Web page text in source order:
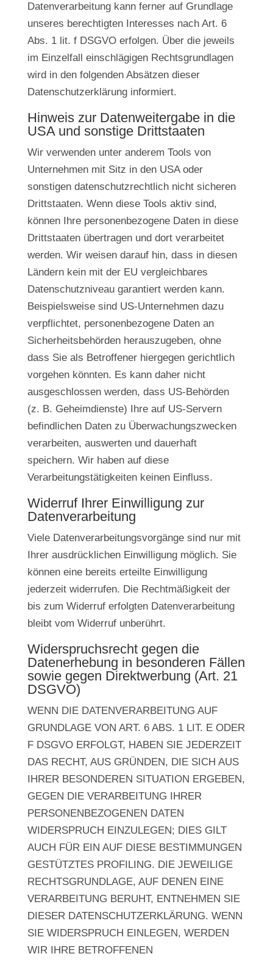
Datenverarbeitung kann ferner auf Grundlage
unseres berechtigten Interesses nach Art. 6
Abs. 1 lit. f DSGVO erfolgen. Über die jeweils
im Einzelfall einschlägigen Rechtsgrundlagen
wird in den folgenden Absätzen dieser
Datenschutzerklärung informiert.
Hinweis zur Datenweitergabe in die
USA und sonstige Drittstaaten
Wir verwenden unter anderem Tools von
Unternehmen mit Sitz in den USA oder
sonstigen datenschutzrechtlich nicht sicheren
Drittstaaten. Wenn diese Tools aktiv sind,
können Ihre personenbezogene Daten in diese
Drittstaaten übertragen und dort verarbeitet
werden. Wir weisen darauf hin, dass in diesen
Ländern kein mit der EU vergleichbares
Datenschutzniveau garantiert werden kann.
Beispielsweise sind US-Unternehmen dazu
verpflichtet, personenbezogene Daten an
Sicherheitsbehörden herauszugeben, ohne
dass Sie als Betroffener hiergegen gerichtlich
vorgehen könnten. Es kann daher nicht
ausgeschlossen werden, dass US-Behörden
(z. B. Geheimdienste) Ihre auf US-Servern
befindlichen Daten zu Überwachungszwecken
verarbeiten, auswerten und dauerhaft
speichern. Wir haben auf diese
Verarbeitungstätigkeiten keinen Einfluss.
Widerruf Ihrer Einwilligung zur
Datenverarbeitung
Viele Datenverarbeitungsvorgänge sind nur mit
Ihrer ausdrücklichen Einwilligung möglich. Sie
können eine bereits erteilte Einwilligung
jederzeit widerrufen. Die Rechtmäßigkeit der
bis zum Widerruf erfolgten Datenverarbeitung
bleibt vom Widerruf unberührt.
Widerspruchsrecht gegen die
Datenerhebung in besonderen Fällen
sowie gegen Direktwerbung (Art. 21
DSGVO)
WENN DIE DATENVERARBEITUNG AUF
GRUNDLAGE VON ART. 6 ABS. 1 LIT. E ODER
F DSGVO ERFOLGT, HABEN SIE JEDERZEIT
DAS RECHT, AUS GRÜNDEN, DIE SICH AUS
IHRER BESONDEREN SITUATION ERGEBEN,
GEGEN DIE VERARBEITUNG IHRER
PERSONENBEZOGENEN DATEN
WIDERSPRUCH EINZULEGEN; DIES GILT
AUCH FÜR EIN AUF DIESE BESTIMMUNGEN
GESTÜTZTES PROFILING. DIE JEWEILIGE
RECHTSGRUNDLAGE, AUF DENEN EINE
VERARBEITUNG BERUHT, ENTNEHMEN SIE
DIESER DATENSCHUTZERKLÄRUNG. WENN
SIE WIDERSPRUCH EINLEGEN, WERDEN
WIR IHRE BETROFFENEN